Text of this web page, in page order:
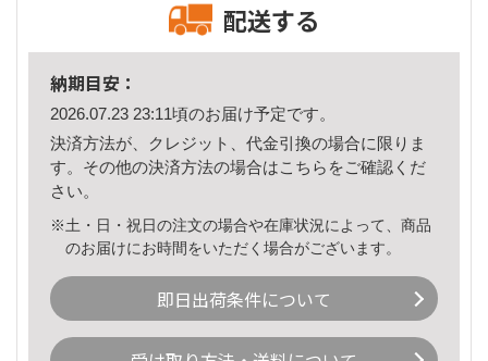
配送する
納期目安：
2026.07.23 23:11頃のお届け予定です。
決済方法が、クレジット、代金引換の場合に限りま
す。その他の決済方法の場合はこちら をご確認くだ
さい。
※土・日・祝日の注文の場合や在庫状況によって、商品
のお届けにお時間をいただく場合がございます。
即日出荷条件について